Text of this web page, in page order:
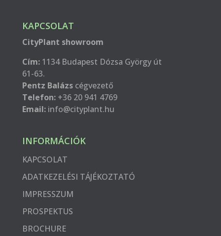
KAPCSOLAT
CityPlant showroom
Cím:1134 Budapest Dózsa György út
61-63.
Pentz Balázscégvezető
Telefon:+36 20 941 4769
Email:info@cityplant.hu
INFORMÁCIÓK
KAPCSOLAT
ADATKEZELÉSI TÁJÉKOZTATÓ
IMPRESSZUM
PROSPEKTUS
BROCHURE